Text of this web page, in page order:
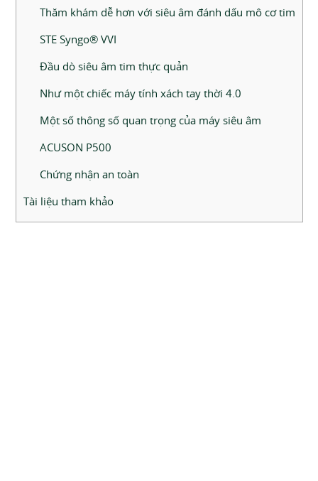
Thăm khám dễ hơn với siêu âm đánh dấu mô cơ tim
STE Syngo® VVI
Đầu dò siêu âm tim thực quản
Như một chiếc máy tính xách tay thời 4.0
Một số thông số quan trọng của máy siêu âm
ACUSON P500
Chứng nhận an toàn
Tài liệu tham khảo